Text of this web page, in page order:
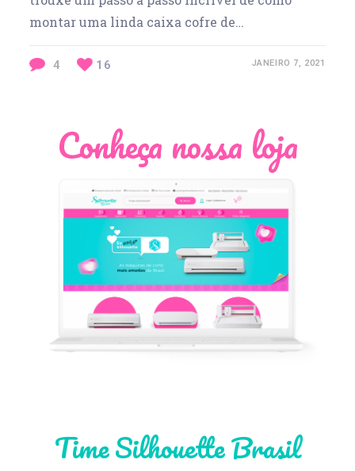
montar uma linda caixa cofre de…
4 16 JANEIRO 7, 2021
Conheça nossa loja
Time Silhouette Brasil
Léia Pastori
Thiara Ney